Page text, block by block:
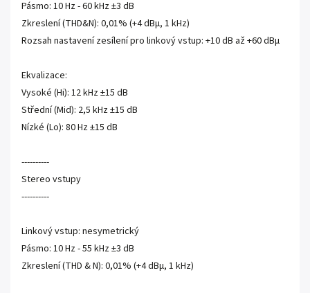
Pásmo: 10 Hz - 60 kHz ±3 dB
Zkreslení (THD&N): 0,01% (+4 dBµ, 1 kHz)
Rozsah nastavení zesílení pro linkový vstup: +10 dB až +60 dBµ
Ekvalizace:
Vysoké (Hi): 12 kHz ±15 dB
Střední (Mid): 2,5 kHz ±15 dB
Nízké (Lo): 80 Hz ±15 dB
----------
Stereo vstupy
----------
Linkový vstup: nesymetrický
Pásmo: 10 Hz - 55 kHz ±3 dB
Zkreslení (THD & N): 0,01% (+4 dBµ, 1 kHz)